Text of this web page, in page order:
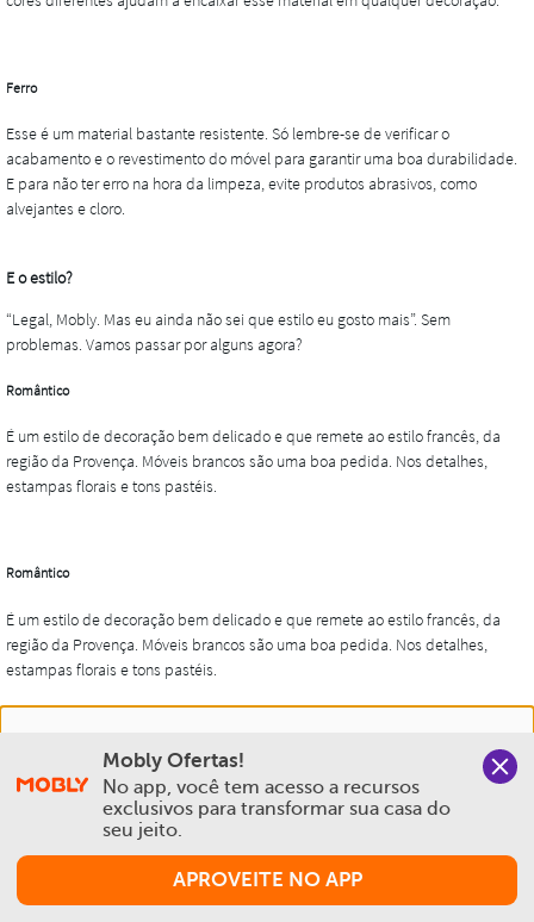
experiência na Mobly. Quando você navega no nosso site,
aceita esta condição
Política de Privacidade e Cookies
Mobly Ofertas!
No app, você tem acesso a recursos
exclusivos para transformar sua casa do
seu jeito.
APROVEITE NO APP